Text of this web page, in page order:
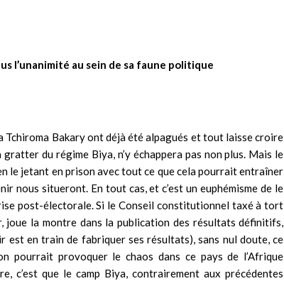
l’unanimité au sein de sa faune politique
Tchiroma Bakary ont déjà été alpagués et tout laisse croire
du régime Biya, n’y échappera pas non plus. Mais le
le jetant en prison avec tout ce que cela pourrait entraîner
nous situeront. En tout cas, et c’est un euphémisme de le
post-électorale. Si le Conseil constitutionnel taxé à tort
joue la montre dans la publication des résultats définitifs,
est en train de fabriquer ses résultats), sans nul doute, ce
pourrait provoquer le chaos dans ce pays de l’Afrique
c’est que le camp Biya, contrairement aux précédentes